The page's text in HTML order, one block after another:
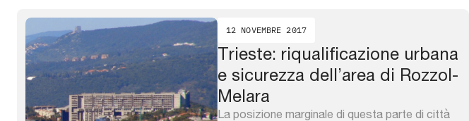
12 NOVEMBRE 2017
Trieste: riqualificazione urbana
e sicurezza dell’area di Rozzol-
Melara
La posizione marginale di questa parte di città